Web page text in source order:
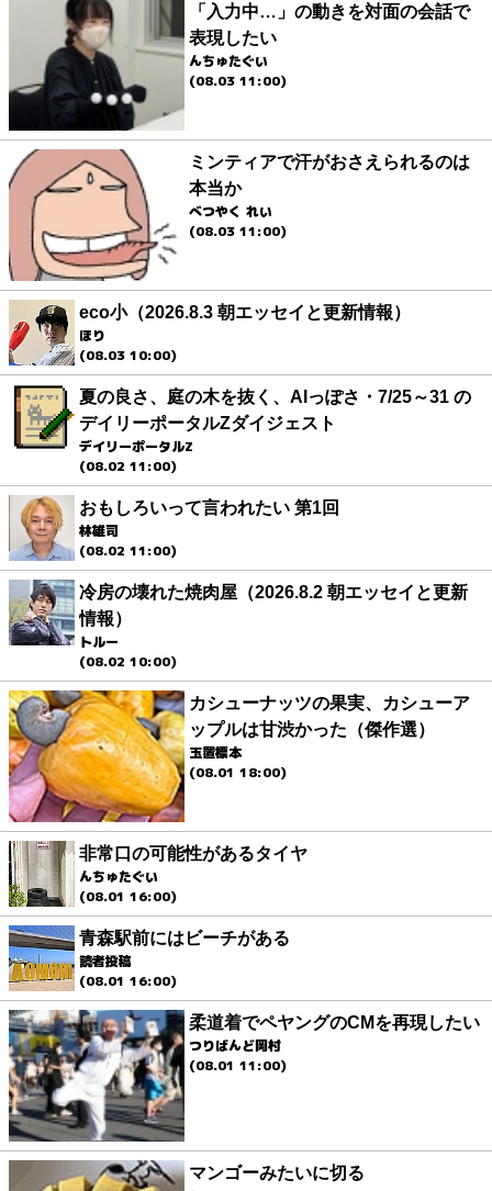
「入力中…」の動きを対面の会話で
表現したい
んちゅたぐい
(08.03 11:00)
ミンティアで汗がおさえられるのは
本当か
べつやく れい
(08.03 11:00)
eco小（2026.8.3 朝エッセイと更新情報）
ほり
(08.03 10:00)
夏の良さ、庭の木を抜く、AIっぽさ・7/25～31 の
デイリーポータルZダイジェスト
デイリーポータルZ
(08.02 11:00)
おもしろいって言われたい 第1回
林雄司
(08.02 11:00)
冷房の壊れた焼肉屋（2026.8.2 朝エッセイと更新
情報）
トルー
(08.02 10:00)
カシューナッツの果実、カシューア
ップルは甘渋かった（傑作選）
玉置標本
(08.01 18:00)
非常口の可能性があるタイヤ
んちゅたぐい
(08.01 16:00)
青森駅前にはビーチがある
読者投稿
(08.01 16:00)
柔道着でペヤングのCMを再現したい
つりばんど岡村
(08.01 11:00)
マンゴーみたいに切る